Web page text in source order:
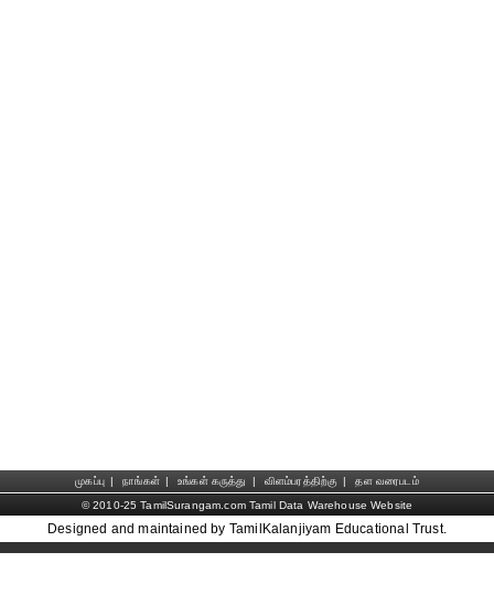
முகப்பு | நாங்கள் | உங்கள் கருத்து | விளம்பரத்திற்கு |
தள வரைபடம்
© 2010-25 TamilSurangam.com Tamil Data Warehouse Website
Designed and maintained by TamilKalanjiyam Educational Trust.